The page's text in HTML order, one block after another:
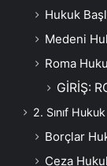
Hukuk
Medeni
Roma
GİRİŞ:
2. Sınıf
Borçlar
Ceza